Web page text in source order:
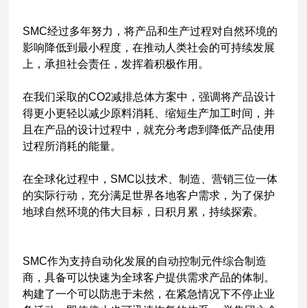
SMC经过多年努力，将产品和生产过程对自然环境的
影响降低到最小程度，在推动人类社会的可持续发展
上，承担社会责任，发挥着积极作用。
在我们采取的CO2减排总体方案中，强调将产品设计
得更小更轻以减少原料消耗、缩短生产加工时间，并
且在产品的设计过程中，就充分考虑到降低产品使用
过程所消耗的能量。
在全球化过程中，SMC以技术、制造、营销三位一体
的实际行动，充分满足世界各地客户需求，为了保护
地球自然环境的伟大目标，日积月累，持续探索。
SMC作为支持自动化发展的自动控制元件综合制造
商，具备可以快速为全球客户提供需求产品的体制。
构建了一个可以防患于未然，在紧急情况下不停止业